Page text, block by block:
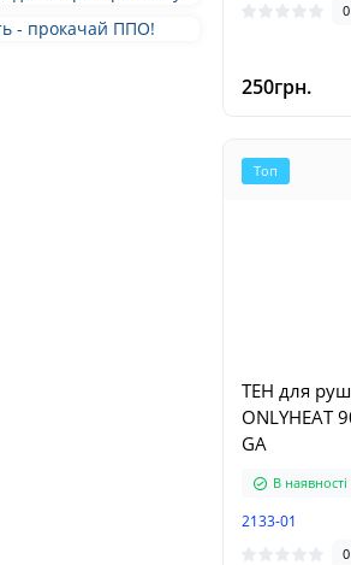
0
250грн.
Топ
ТЕН для
ONLYHEAT
GA
В наявності
2133-01
0